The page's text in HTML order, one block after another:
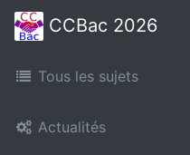
CCBac 2026
Tous les sujets
Actualités